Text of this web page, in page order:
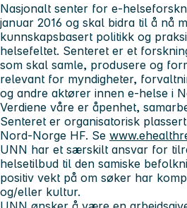
Nasjonalt senter for e-
januar 2016 og skal bidra til å nå
kunnskapsbasert politikk og
helsefeltet. Senteret er et
som skal samle, produsere og
relevant for myndigheter,
og andre aktører innen e-helse i
Verdiene våre er åpenhet,
Senteret er organisatorisk
Nord-Norge HF. Se
UNN har et særskilt ansvar for
helsetilbud til den samiske
positiv vekt på om søker har
og/eller kultur.